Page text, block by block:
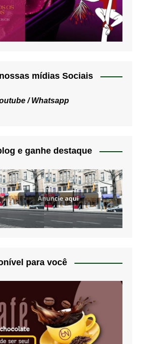
mídias Sociais
/Whatsapp
e ganhe destaque
para você